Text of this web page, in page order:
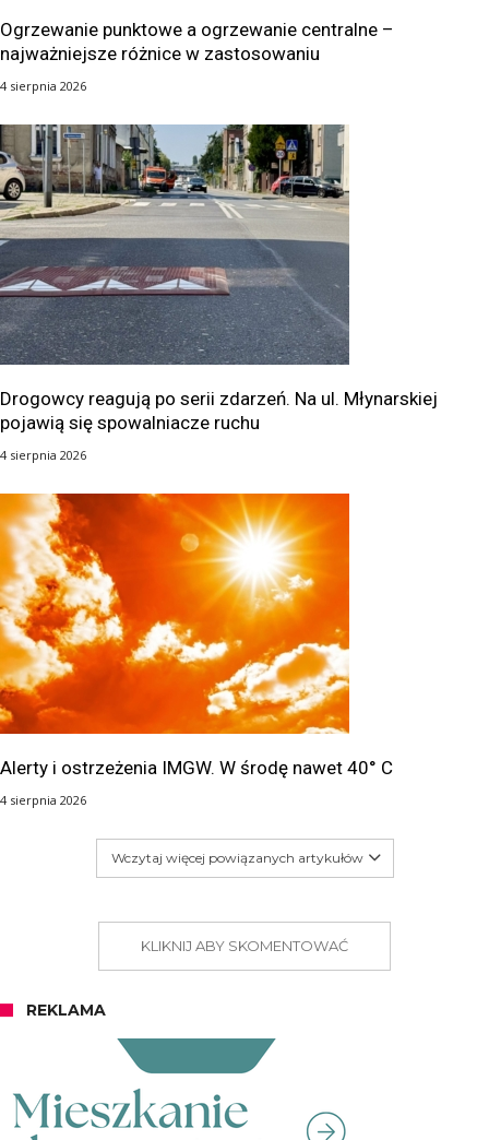
Ogrzewanie punktowe a ogrzewanie centralne –
najważniejsze różnice w zastosowaniu
4 sierpnia 2026
Drogowcy reagują po serii zdarzeń. Na ul. Młynarskiej
pojawią się spowalniacze ruchu
4 sierpnia 2026
Alerty i ostrzeżenia IMGW. W środę nawet 40° C
4 sierpnia 2026
Wczytaj więcej powiązanych artykułów
KLIKNIJ ABY SKOMENTOWAĆ
REKLAMA